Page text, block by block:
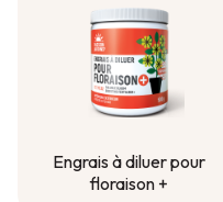
Engrais à diluer pour
floraison +